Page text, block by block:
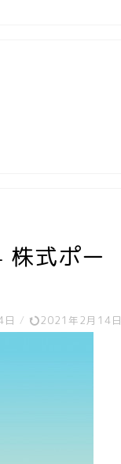
式ポー
/ 2021年2月14日